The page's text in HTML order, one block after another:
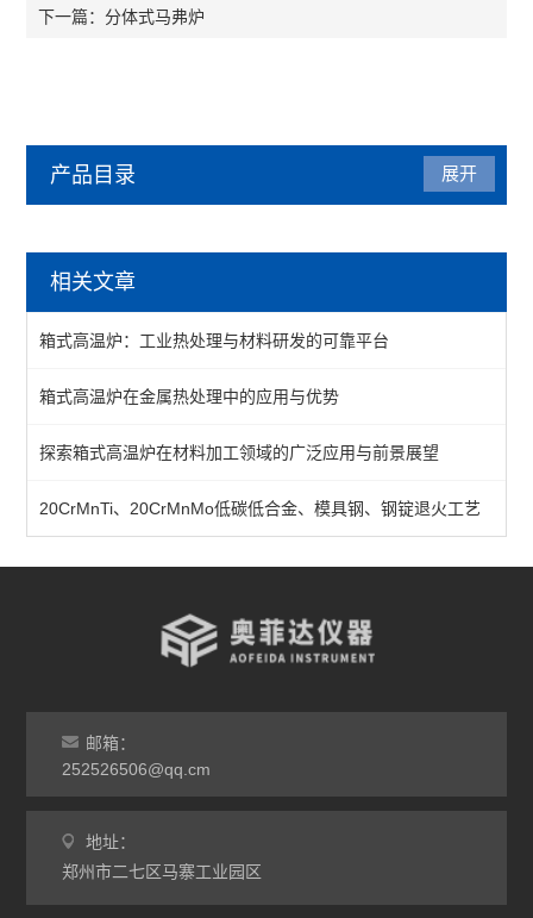
下一篇：分体式马弗炉
产品目录
陶瓷纤维马弗炉
箱式马弗炉
分体式马弗炉
实验室马弗炉
箱式高温炉
灰分马弗炉
非标定做马弗炉
工业马弗炉
展开
相关文章
箱式高温炉：工业热处理与材料研发的可靠平台
箱式高温炉在金属热处理中的应用与优势
探索箱式高温炉在材料加工领域的广泛应用与前景展望
20CrMnTi、20CrMnMo低碳低合金、模具钢、钢锭退火工艺
邮箱：
252526506@qq.cm
地址：
郑州市二七区马寨工业园区